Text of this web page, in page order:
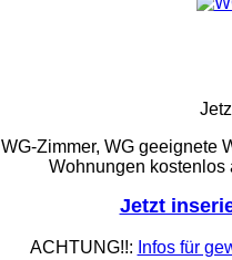
WG-Zimmer, WG geeignete
Wohnungen kostenlos
Jetzt
ACHTUNG!!: Infos für